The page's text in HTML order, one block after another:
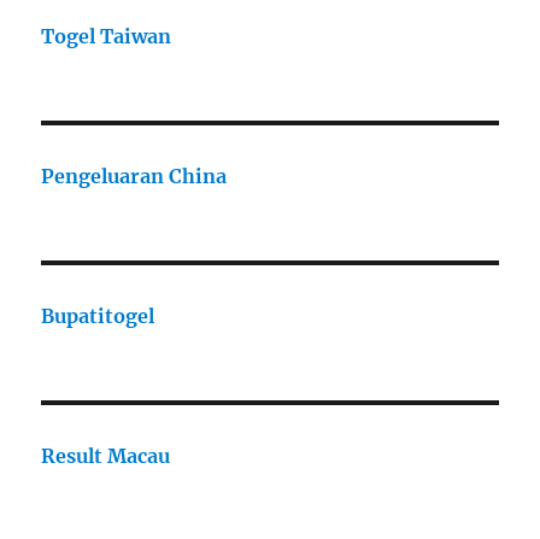
Togel Taiwan
Pengeluaran China
Bupatitogel
Result Macau